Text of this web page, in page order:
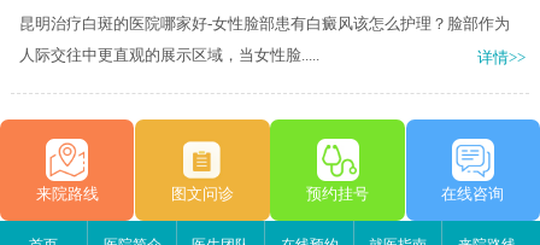
昆明治疗白斑的医院哪家好-女性脸部患有白癜风该怎么护理？脸部作为
人际交往中更直观的展示区域，当女性脸.....
详情>>
来院路线 图文问诊 预约挂号 在线咨询